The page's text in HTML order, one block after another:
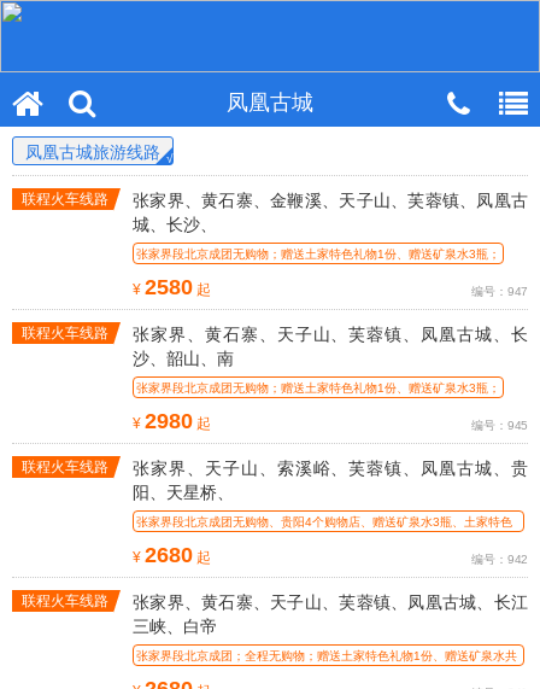
凤凰古城
凤凰古城旅游线路
联程火车线路
张家界、黄石寨、金鞭溪、天子山、芙蓉镇、凤凰古
城、长沙、
张家界段北京成团无购物；赠送土家特色礼物1份、赠送矿泉水3瓶；
¥ 2580 起 编号：947
联程火车线路
张家界、黄石寨、天子山、芙蓉镇、凤凰古城、长
沙、韶山、南
张家界段北京成团无购物；赠送土家特色礼物1份、赠送矿泉水3瓶；
¥ 2980 起 编号：945
联程火车线路
张家界、天子山、索溪峪、芙蓉镇、凤凰古城、贵
阳、天星桥、
张家界段北京成团无购物、贵阳4个购物店、赠送矿泉水3瓶、土家特色
¥ 2680 起 编号：942
联程火车线路
张家界、黄石寨、天子山、芙蓉镇、凤凰古城、长江
三峡、白帝
张家界段北京成团；全程无购物；赠送土家特色礼物1份、赠送矿泉水共